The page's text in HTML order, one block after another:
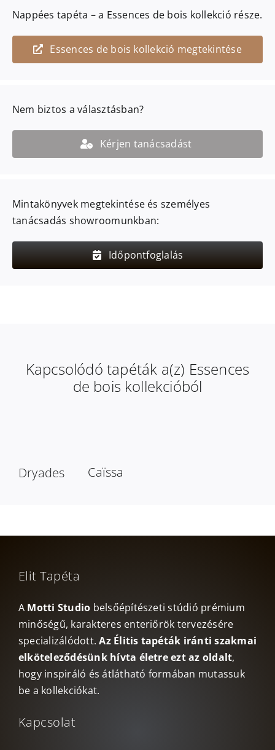
Nappées tapéta – a Essences de bois kollekció része.
Essences de bois kollekció megtekintése
Nem biztos a választásban?
Kérjen tanácsadást
Mintakönyvek megtekintése és személyes
tanácsadás showroomunkban:
Időpontfoglalás
Kapcsolódó tapéták a(z) Essences
de bois kollekcióból
Dryades Caïssa
Elit Tapéta
A Motti Studio belsőépítészeti stúdió prémium
minőségű, karakteres enteriőrök tervezésére
specializálódott.Az Élitis tapéták iránti szakmai
elköteleződésünk hívta életre ezt az oldalt,
hogy inspiráló és átlátható formában mutassuk
be a kollekciókat.
Kapcsolat